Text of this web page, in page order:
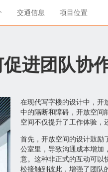
交通信息 项目位置
进团队协
在现代写字楼的设计中，开
中的隔断和障碍，开放空间
空间不仅提升了工作体验，
首先，开放空间的设计鼓励
公室里，导致沟通成本增加
意。这种非正式的互动可以
松接触到彼此，增强了团队